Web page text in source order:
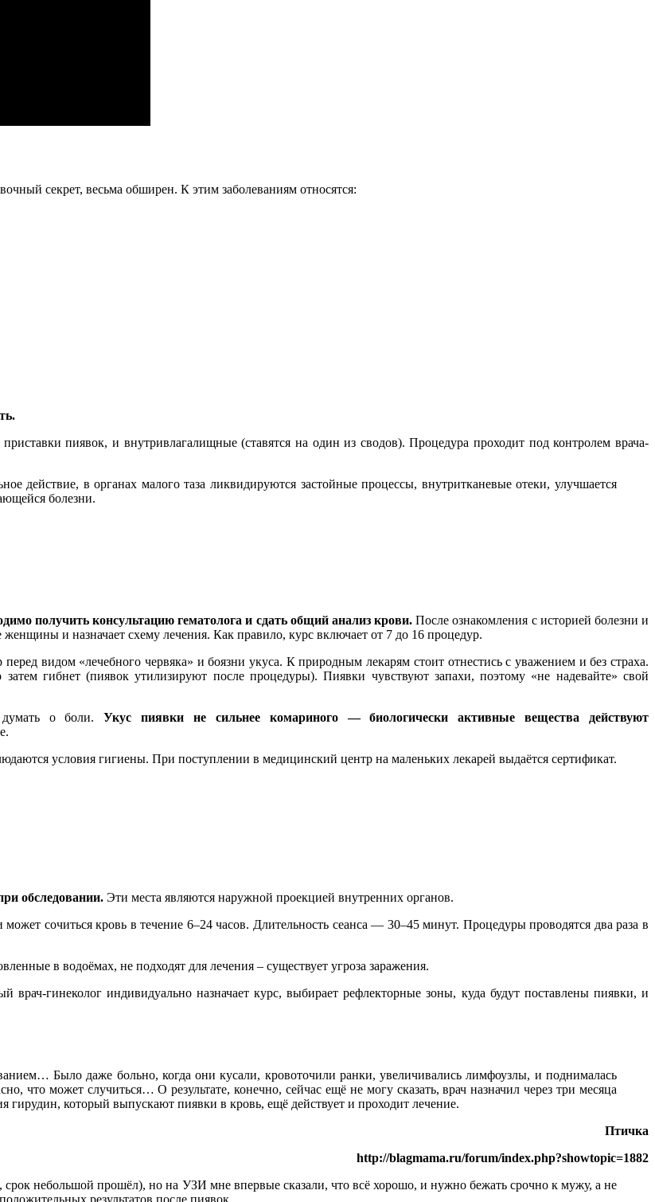
секрет, весьма обширен. К этим заболеваниям относятся:
пиявок, и внутривлагалищные (ставятся на один из сводов). Процедура проходит под контролем врача-
действие, в органах малого таза ликвидируются застойные процессы, внутритканевые отеки, улучшается
болезни.
получить консультацию гематолога и сдать общий анализ крови.После ознакомления с историей болезни и
и назначает схему лечения. Как правило, курс включает от 7 до 16 процедур.
видом «лечебного червяка» и боязни укуса. К природным лекарям стоит отнестись с уважением и без страха.
гибнет (пиявок утилизируют после процедуры). Пиявки чувствуют запахи, поэтому «не надевайте» свой
думать о боли.Укус пиявки не сильнее комариного — биологически активные вещества действуют
условия гигиены. При поступлении в медицинский центр на маленьких лекарей выдаётся сертификат.
обследовании. Эти места являются наружной проекцией внутренних органов.
сочиться кровь в течение 6–24 часов. Длительность сеанса — 30–45 минут. Процедуры проводятся два раза в
в водоёмах, не подходят для лечения – существует угроза заражения.
врач-гинеколог индивидуально назначает курс, выбирает рефлекторные зоны, куда будут поставлены пиявки, и
Было даже больно, когда они кусали, кровоточили ранки, увеличивались лимфоузлы, и поднималась
что может случиться… О результате, конечно, сейчас ещё не могу сказать, врач назначил через три месяца
гирудин, который выпускают пиявки в кровь, ещё действует и проходит лечение.
Птичка
http://blagmama.ru/forum/index.php?showtopic=1882
срок небольшой прошёл), но на УЗИ мне впервые сказали, что всё хорошо, и нужно бежать срочно к мужу, а не
результатов после пиявок.